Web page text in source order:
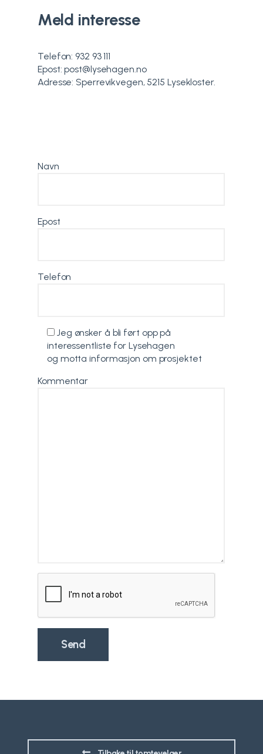
Meld interesse
Telefon: 932 93 111
Epost: post@lysehagen.no
Adresse: Sperrevikvegen, 5215 Lysekloster.
Navn
Epost
Telefon
Jeg ønsker å bli ført opp på
interessentliste for Lysehagen
og motta informasjon om prosjektet
Kommentar